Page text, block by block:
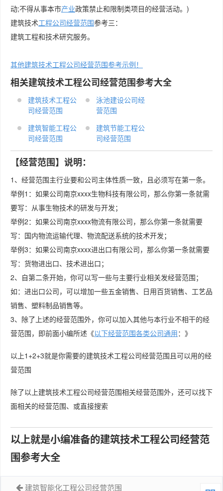
动;不得从事本市产业政策禁止和限制类项目的经营活动。)
建筑技术工程公司经营范围参考三：
建筑工程和技术研究服务。
其他建筑技术工程公司经营范围参考示例！
相关建筑技术工程公司经营范围参考大全
建筑技术工程公
司经营范围
泳池建设公司经
营范围
建筑智能工程公
司经营范围
建筑节能工程公
司经营范围
【经营范围】说明：
1、经营范围主行业要和公司主体性质一致，且必须写在第一条。
举例1：如果公司南京xxxx生物科技有限公司，那么你第一条就需
要写：从事生物技术的研发与开发；
举例2：如果公司南京xxxx物流有限公司，那么你第一条就需要
写：国内物流运输代理、物流配送系统的技术开发；
举例3：如果公司南京xxxx进出口有限公司，那么你第一条就需要
写：货物进出口、技术进出口；
2、自第二条开始，你可以写一些与主要行业相关发经营范围；
如：进出口公司，可以增加一些五金销售、日用百货销售、工艺品
销售、塑料制品销售等。
3、除了上述的经营范围外，你可以加入其他与本行业不相干的经
营范围，即前面小编所述《以下经营范围各类公司通用：》
以上1+2+3就是你需要的建筑技术工程公司经营范围且可以用的经
营范围
除了以上建筑技术工程公司经营范围相关经营范围外，还可以找下
面相关的经营范围、或直接搜索
以上就是小编准备的建筑技术工程公司经营范
围参考大全
建筑智能化工程公司经营范围